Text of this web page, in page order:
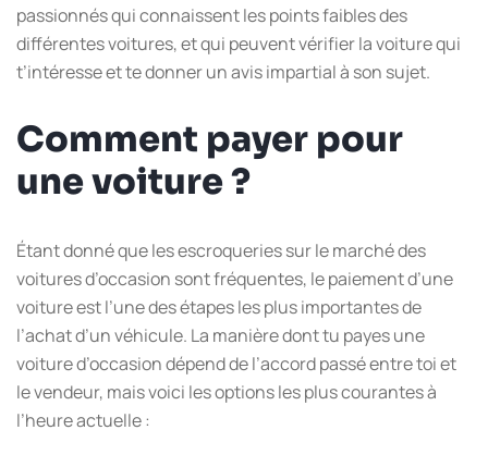
passionnés qui connaissent les points faibles des
différentes voitures, et qui peuvent vérifier la voiture qui
t’intéresse et te donner un avis impartial à son sujet.
Comment payer pour
une voiture ?
Étant donné que les escroqueries sur le marché des
voitures d’occasion sont fréquentes, le paiement d’une
voiture est l’une des étapes les plus importantes de
l’achat d’un véhicule. La manière dont tu payes une
voiture d’occasion dépend de l’accord passé entre toi et
le vendeur, mais voici les options les plus courantes à
l’heure actuelle :